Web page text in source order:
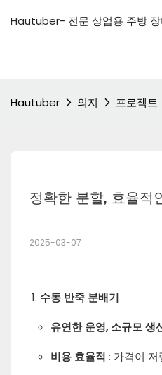
Hautuber- 전문 상업용 주방 장
Hautuber 의지 프로젝트
정확한 분할, 효율적
2025-03-07
수동 반죽 분배기
유연한 운영, 소규모 생
비용 효율적 : 가격이